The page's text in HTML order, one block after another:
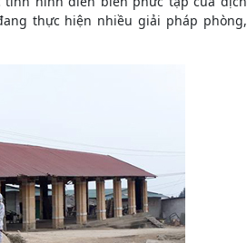
thực hiện nhiều giải pháp phòng,